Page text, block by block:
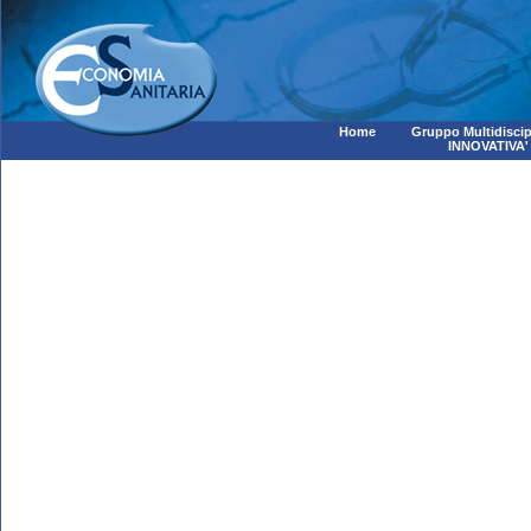
Home
Gruppo
INNOVATIVA'